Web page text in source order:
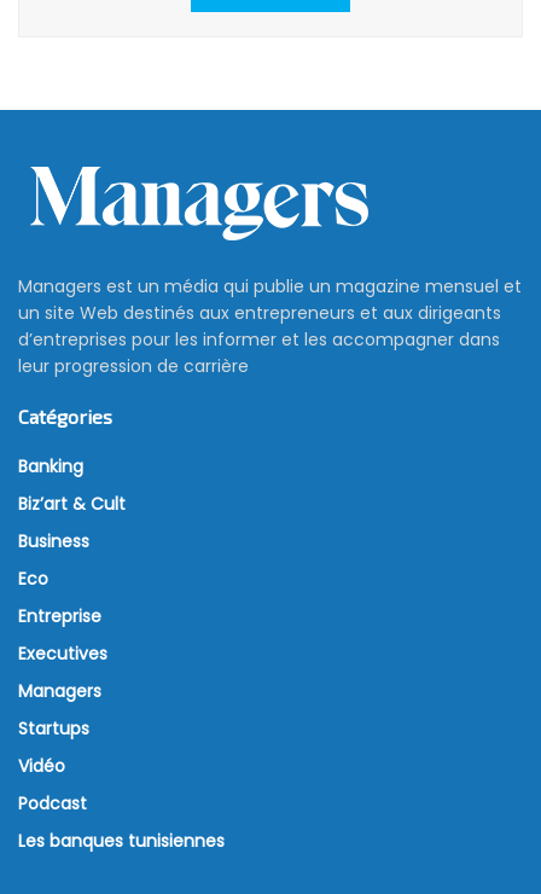
Managers est un média qui publie un magazine mensuel et
un site Web destinés aux entrepreneurs et aux dirigeants
d’entreprises pour les informer et les accompagner dans
leur progression de carrière
Catégories
Banking
Biz’art & Cult
Business
Eco
Entreprise
Executives
Managers
Startups
Vidéo
Podcast
Les banques tunisiennes